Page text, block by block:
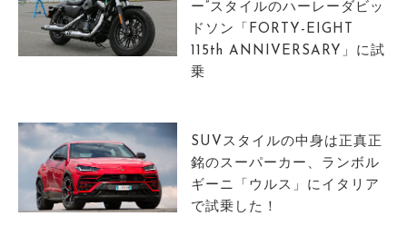
ー”スタイルのハーレーダビッ
ドソン「FORTY-EIGHT
115th ANNIVERSARY」に試
乗
SUVスタイルの中身は正真正
銘のスーパーカー、ランボル
ギーニ「ウルス」にイタリア
で試乗した！